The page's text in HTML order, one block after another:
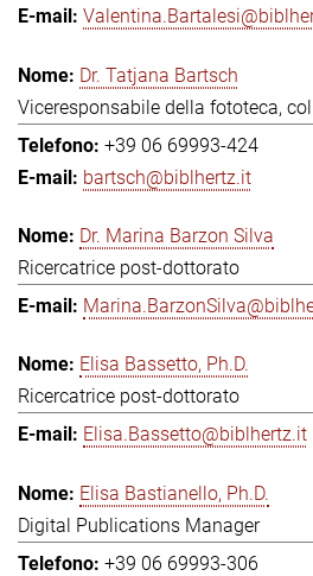
Dr. Tatjana Bartsch
Viceresponsabile della fototeca,
+39 06 69993-424
bartsch@biblhertz.it
Dr. Marina Barzon Silva
Ricercatrice post-dottorato
Elisa Bassetto, Ph.D.
Ricercatrice post-dottorato
Elisa.Bassetto@biblhertz.it
Elisa Bastianello, Ph.D.
Digital Publications Manager
+39 06 69993-306